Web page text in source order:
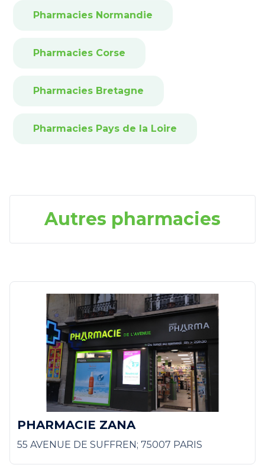
Pharmacies Normandie
Pharmacies Corse
Pharmacies Bretagne
Pharmacies Pays de la Loire
Autres pharmacies
PHARMACIE ZANA
55 AVENUE DE SUFFREN; 75007 PARIS